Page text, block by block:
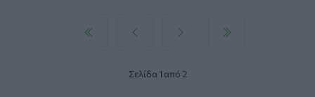
Σελίδα 1 από 2